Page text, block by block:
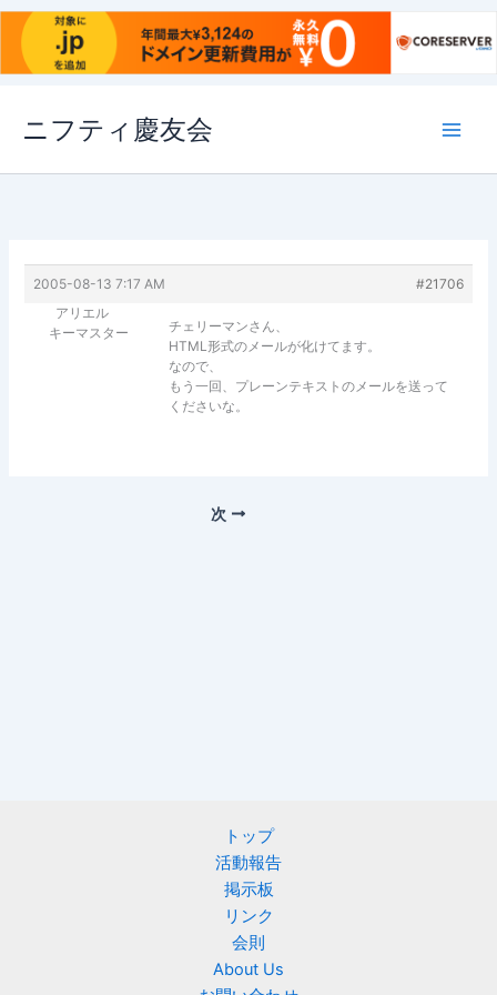
ス
ニフティ慶友会
2005-08-13 7:17 AM
#21706
アリエル
キーマスター
チェリーマンさん、
HTML形式のメールが化けてます。
なので、
もう一回、プレーンテキストのメールを送って
くださいな。
次
トップ
活動報告
掲示板
リンク
会則
About Us